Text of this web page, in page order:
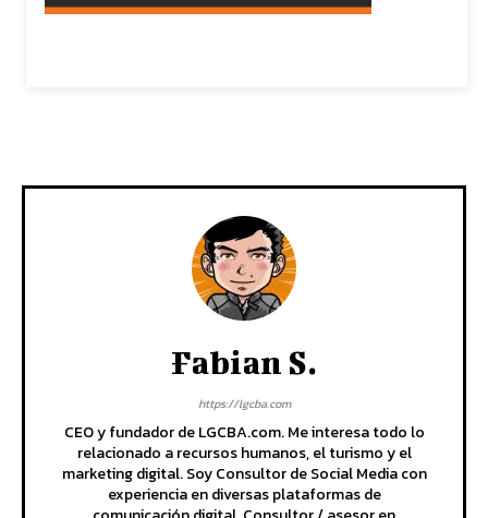
Fabian S.
https://lgcba.com
CEO y fundador de LGCBA.com. Me interesa todo lo
relacionado a recursos humanos, el turismo y el
marketing digital. Soy Consultor de Social Media con
experiencia en diversas plataformas de